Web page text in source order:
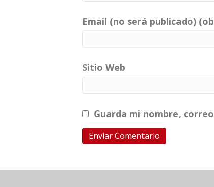
Email (no será publicado)
Sitio Web
Guarda mi nombre,